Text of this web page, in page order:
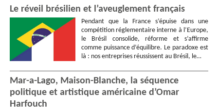
Le réveil brésilien et l’aveuglement français
Pendant que la France s’épuise dans une
compétition réglementaire interne à l’Europe,
le Brésil consolide, réforme et s’affirme
comme puissance d’équilibre. Le paradoxe est
là : nos entreprises réussissent au Brésil, le…
Mar-a-Lago, Maison-Blanche, la séquence
politique et artistique américaine d’Omar
Harfouch